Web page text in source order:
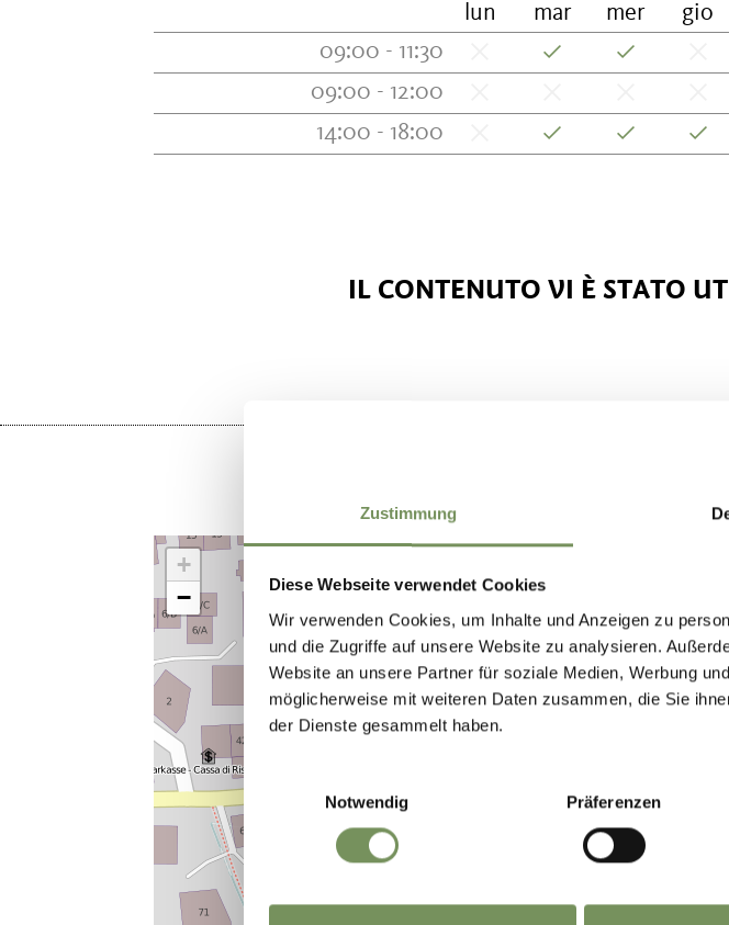
Zustimmung
Diese Webseite verwendet Cookies
Wir verwenden Cookies, um Inhalte und Anzeigen zu
und die Zugriffe auf unsere Website zu analysieren.
Website an unsere Partner für soziale Medien, Werbung
möglicherweise mit weiteren Daten zusammen, die Sie
der Dienste gesammelt haben.
Einwilligungsauswahl
Notwendig
Präferenzen
lun mar mer gio
09:00 - 11:30
09:00 - 12:00
14:00 - 18:00
IL CONTENUTO VI È STATO
+
−